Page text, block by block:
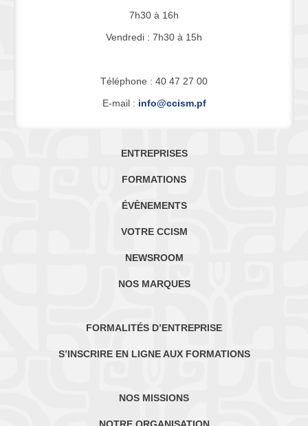
7h30 à 16h
Vendredi : 7h30 à 15h
Téléphone : 40 47 27 00
E-mail : info@ccism.pf
ENTREPRISES
FORMATIONS
ÉVÈNEMENTS
VOTRE CCISM
NEWSROOM
NOS MARQUES
FORMALITÉS D’ENTREPRISE
S’INSCRIRE EN LIGNE AUX FORMATIONS
NOS MISSIONS